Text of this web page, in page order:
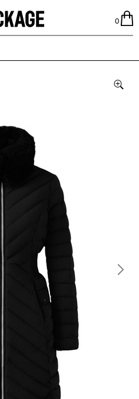
MACKAGE
0